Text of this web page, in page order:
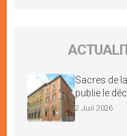
Sacres de
publie le
2 Juil 2026